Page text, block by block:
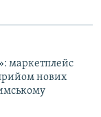
маркетплейс
нових